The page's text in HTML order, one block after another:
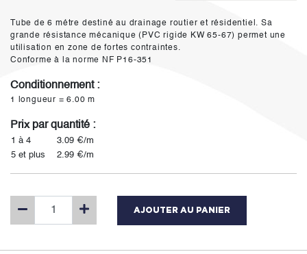
Tube de 6 métre destiné au drainage routier et résidentiel. Sa
grande résistance mécanique (PVC rigide KW 65-67) permet une
utilisation en zone de fortes contraintes.
Conforme à la norme NF P16-351
Conditionnement :
1 longueur = 6.00 m
Prix par quantité :
1 à 4
3.09 €/m
5 et plus
2.99 €/m
AJOUTER AU PANIER